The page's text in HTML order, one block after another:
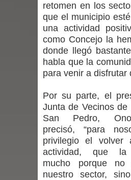
Talca
Diputado Jorge
proyecto de
en la alta cordillera
impacto ambiental
INDAP entregó
incentivos a
de la provincia de
retomen en los
que el municipio
una actividad
como Concejo la
donde llegó
habla que la
para venir a disfrutar
Por su parte, el
Junta de Vecinos de
San Pedro,
precisó, “para
privilegio el volver
actividad, que la
mucho porque
nuestro sector,